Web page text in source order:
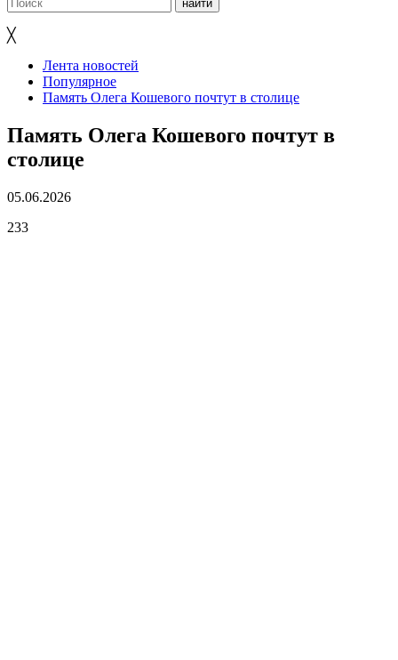
╳
Лента новостей
Популярное
Память Олега Кошевого почтут в столице
Память Олега Кошевого почтут в
столице
05.06.2026
233